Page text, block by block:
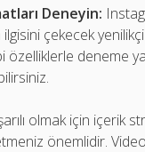
Deneyin:
çekecek
özelliklerle deneme
olmak için içerik
önemlidir.